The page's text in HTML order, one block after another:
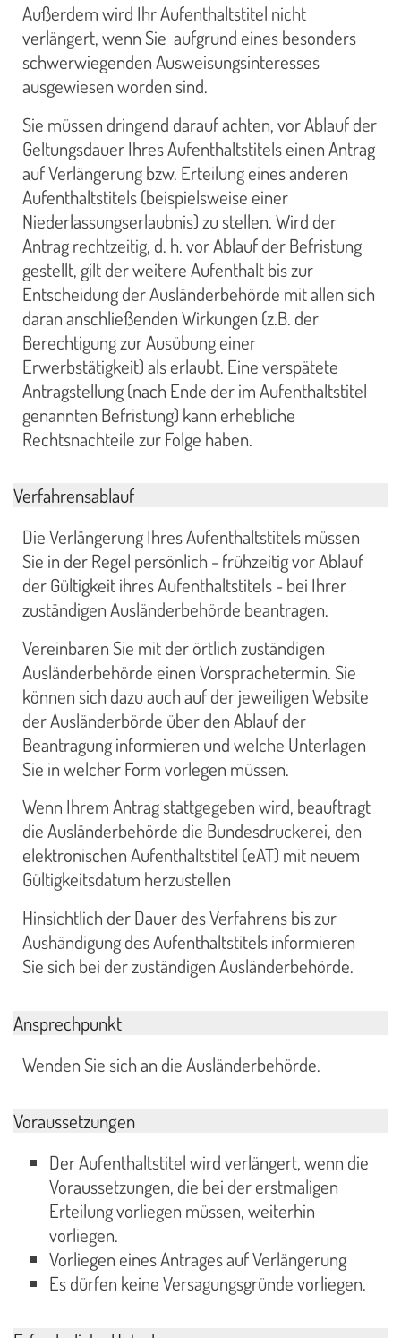
Außerdem wird Ihr Aufenthaltstitel nicht
verlängert, wenn Sie aufgrund eines besonders
schwerwiegenden Ausweisungsinteresses
ausgewiesen worden sind.
Sie müssen dringend darauf achten, vor Ablauf der
Geltungsdauer Ihres Aufenthaltstitels einen Antrag
auf Verlängerung bzw. Erteilung eines anderen
Aufenthaltstitels (beispielsweise einer
Niederlassungserlaubnis) zu stellen. Wird der
Antrag rechtzeitig, d. h. vor Ablauf der Befristung
gestellt, gilt der weitere Aufenthalt bis zur
Entscheidung der Ausländerbehörde mit allen sich
daran anschließenden Wirkungen (z.B. der
Berechtigung zur Ausübung einer
Erwerbstätigkeit) als erlaubt. Eine verspätete
Antragstellung (nach Ende der im Aufenthaltstitel
genannten Befristung) kann erhebliche
Rechtsnachteile zur Folge haben.
Verfahrensablauf
Die Verlängerung Ihres Aufenthaltstitels müssen
Sie in der Regel persönlich - frühzeitig vor Ablauf
der Gültigkeit ihres Aufenthaltstitels - bei Ihrer
zuständigen Ausländerbehörde beantragen.
Vereinbaren Sie mit der örtlich zuständigen
Ausländerbehörde einen Vorsprachetermin. Sie
können sich dazu auch auf der jeweiligen Website
der Ausländerbörde über den Ablauf der
Beantragung informieren und welche Unterlagen
Sie in welcher Form vorlegen müssen.
Wenn Ihrem Antrag stattgegeben wird, beauftragt
die Ausländerbehörde die Bundesdruckerei, den
elektronischen Aufenthaltstitel (eAT) mit neuem
Gültigkeitsdatum herzustellen
Hinsichtlich der Dauer des Verfahrens bis zur
Aushändigung des Aufenthaltstitels informieren
Sie sich bei der zuständigen Ausländerbehörde.
Ansprechpunkt
Wenden Sie sich an die Ausländerbehörde.
Voraussetzungen
Der Aufenthaltstitel wird verlängert, wenn die
Voraussetzungen, die bei der erstmaligen
Erteilung vorliegen müssen, weiterhin
vorliegen.
Vorliegen eines Antrages auf Verlängerung
Es dürfen keine Versagungsgründe vorliegen.